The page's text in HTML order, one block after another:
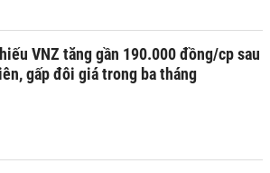
VNZ tăng gần 190.000 đồng/cp sau
gấp đôi giá trong ba tháng